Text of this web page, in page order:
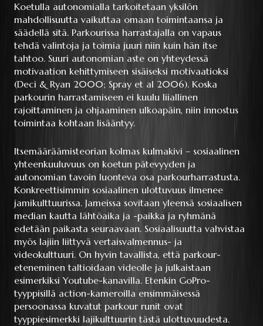
Koetulla autonomialla tarkoitetaan yksilön
mahdollisuutta vaikuttaa omaan toimintaansa ja
säädellä sitä. Parkourissa harrastajalla on vapaus
tehdä valintoja ja toimia juuri niin kuin hän itse
tahtoo. Suuri autonomian aste on yhteydessä
motivaation kehittymiseen sisäiseksi motivaatioksi
(Deci & Ryan 2000; Spray et al 2006). Koska
parkourin harrastamiseen ei kuulu liiallinen
rajoittaminen ja ohjaaminen ulkoapäin, niin innostus
toimintaa kohtaan lisääntyy.
Itsemääräämisteorian kolmas kulmakivi – sosiaalinen
yhteenkuuluvuus on koetun pätevyyden ja
autonomian tavoin luonteva osa parkourharrastusta.
Konkreettisimmin sosiaalinen ulottuvuus ilmenee
jamikulttuurissa. Jameissa sovitaan yleensä sosiaalisen
median kautta lähtöaika ja -paikka ja ryhmänä
edetään paikasta seuraavaan. Sosiaalisuutta vahvistaa
myös lajiin liittyvä vertaisvalmennus- ja
videokulttuuri. On hyvin tavallista, että parkour-
eteneminen taltioidaan videolle ja julkaistaan
esimerkiksi Youtube-kanavilla. Etenkin GoPro-
tyyppisillä action-kameroilla ensimmäisessä
persoonassa kuvatut parkour runit ovat
tyyppiesimerkki lajikulttuurin tästä ulottuvuudesta.